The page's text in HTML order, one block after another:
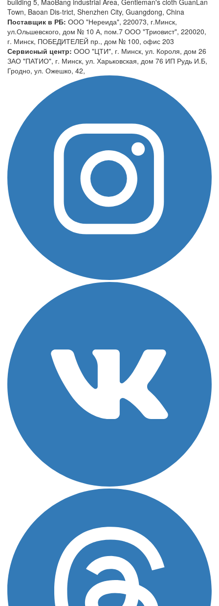
Town, Baoan Dis-trict, Shenzhen City, Guangdong, China
Поставщик в РБ: ООО "Нереида", 220073, г.Минск,
ул.Ольшевского, дом № 10 А, пом.7 ООО "Триовист", 220020,
г. Минск, ПОБЕДИТЕЛЕЙ пр., дом № 100, офис 203
Сервисный центр: ООО "ЦТИ", г. Минск, ул. Короля, дом 26
ЗАО "ПАТИО", г. Минск, ул. Харьковская, дом 76 ИП Рудь И.Б,
Гродно, ул. Ожешко, 42,